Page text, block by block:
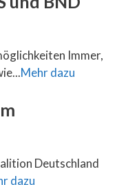
Immer,
Mehr dazu
Deutschland
dazu